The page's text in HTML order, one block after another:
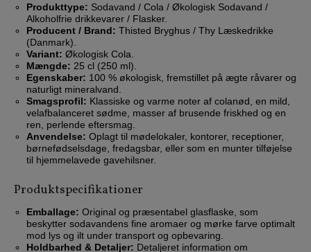
Produkttype: Sodavand / Cola / Økologisk Sodavand /
Alkoholfrie drikkevarer / Flasker.
Producent / Brand: Thisted Bryghus / Thy Læskedrikke
(Danmark).
Variant: Økologisk Cola.
Mængde: 25 cl (250 ml).
Egenskaber: 100 % økologisk, fremstillet på ægte råvarer og
naturligt mineralvand.
Smagsprofil: Klassiske og varme noter af colanød, en mild,
velafbalanceret sødme, masser af brusende friskhed og en
ren, perlende eftersmag.
Anvendelse: Oplagt til mødelokaler, kontorer, receptioner,
børnefødselsdage, fredagsbar, eller som en munter tilføjelse
til hjemmelavede gavehilsner.
Produktspecifikationer
Emballage: Original og præsentabel glasflaske, som
beskytter sodavandens fine aromaer og mørke farve optimalt
mod lys og ilt under transport og opbevaring.
Holdbarhed & Detaljer: Detaljeret information om